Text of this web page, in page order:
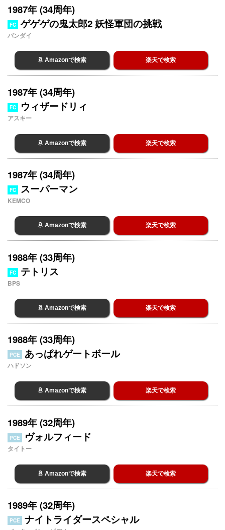
1987年 (34周年)
FC ゲゲゲの鬼太郎2 妖怪軍団の挑戦
バンダイ
Amazonで検索 楽天で検索
1987年 (34周年)
FC ウィザードリィ
アスキー
Amazonで検索 楽天で検索
1987年 (34周年)
FC スーパーマン
KEMCO
Amazonで検索 楽天で検索
1988年 (33周年)
FC テトリス
BPS
Amazonで検索 楽天で検索
1988年 (33周年)
PCE あっぱれゲートボール
ハドソン
Amazonで検索 楽天で検索
1989年 (32周年)
PCE ヴォルフィード
タイトー
Amazonで検索 楽天で検索
1989年 (32周年)
PCE ナイトライダースペシャル